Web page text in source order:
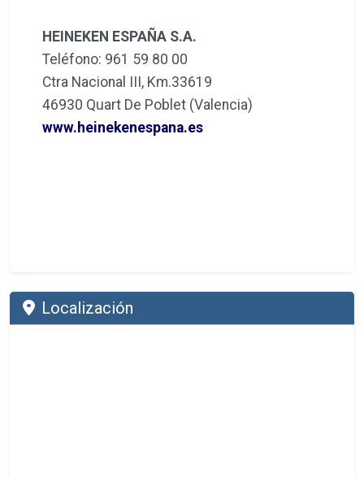
HEINEKEN ESPAÑA S.A.
Teléfono: 961 59 80 00
Ctra Nacional III, Km.33619
46930 Quart De Poblet (Valencia)
www.heinekenespana.es
Localización